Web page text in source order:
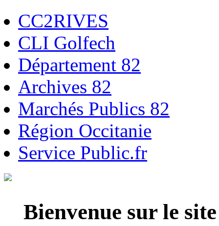
CC2RIVES
CLI Golfech
Département 82
Archives 82
Marchés Publics 82
Région Occitanie
Service Public.fr
Bienvenue sur le